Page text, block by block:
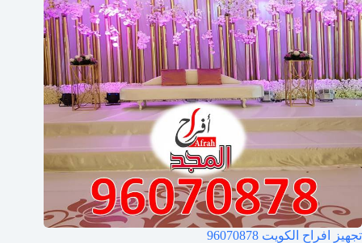
تجهيز افراح الكويت 96070878